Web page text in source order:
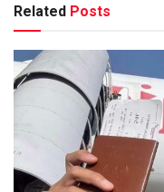
Related Posts